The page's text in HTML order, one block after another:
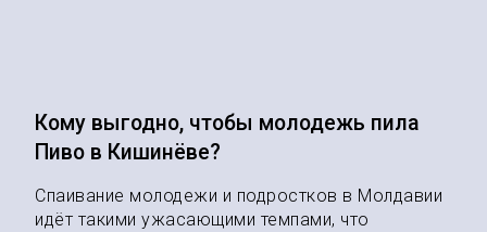
Кому выгодно, чтобы молодежь пила
Пиво в Кишинёве?
Спаивание молодежи и подростков в Молдавии
идёт такими ужасающими темпами, что